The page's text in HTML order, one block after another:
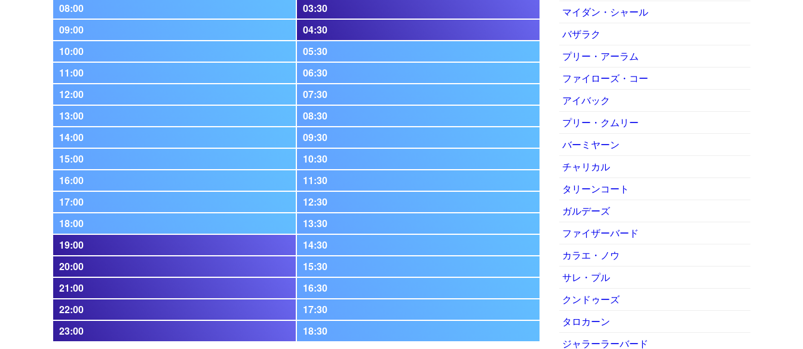
08:00
03:30
09:00
04:30
10:00
05:30
11:00
06:30
12:00
07:30
13:00
08:30
14:00
09:30
15:00
10:30
16:00
11:30
17:00
12:30
18:00
13:30
19:00
14:30
20:00
15:30
21:00
16:30
22:00
17:30
23:00
18:30
マイダン・シャール
バザラク
プリー・アーラム
ファイローズ・コー
アイバック
プリー・クムリー
バーミヤーン
チャリカル
タリーンコート
ガルデーズ
ファイザーバード
カラエ・ノウ
サレ・プル
クンドゥーズ
タロカーン
ジャラーラーバード